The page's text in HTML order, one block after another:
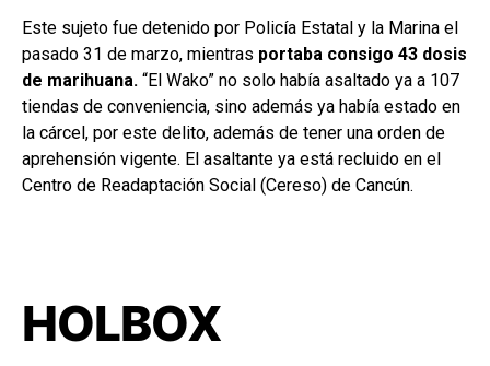
Este sujeto fue detenido por Policía Estatal y la Marina el
pasado 31 de marzo, mientras portaba consigo 43 dosis
de marihuana. “El Wako” no solo había asaltado ya a 107
tiendas de conveniencia, sino además ya había estado en
la cárcel, por este delito, además de tener una orden de
aprehensión vigente. El asaltante ya está recluido en el
Centro de Readaptación Social (Cereso) de Cancún.
HOLBOX